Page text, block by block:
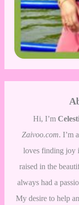
Hi, I’m
Zaivoo.com. I’m
loves finding joy
raised in the
always had a
My desire to help